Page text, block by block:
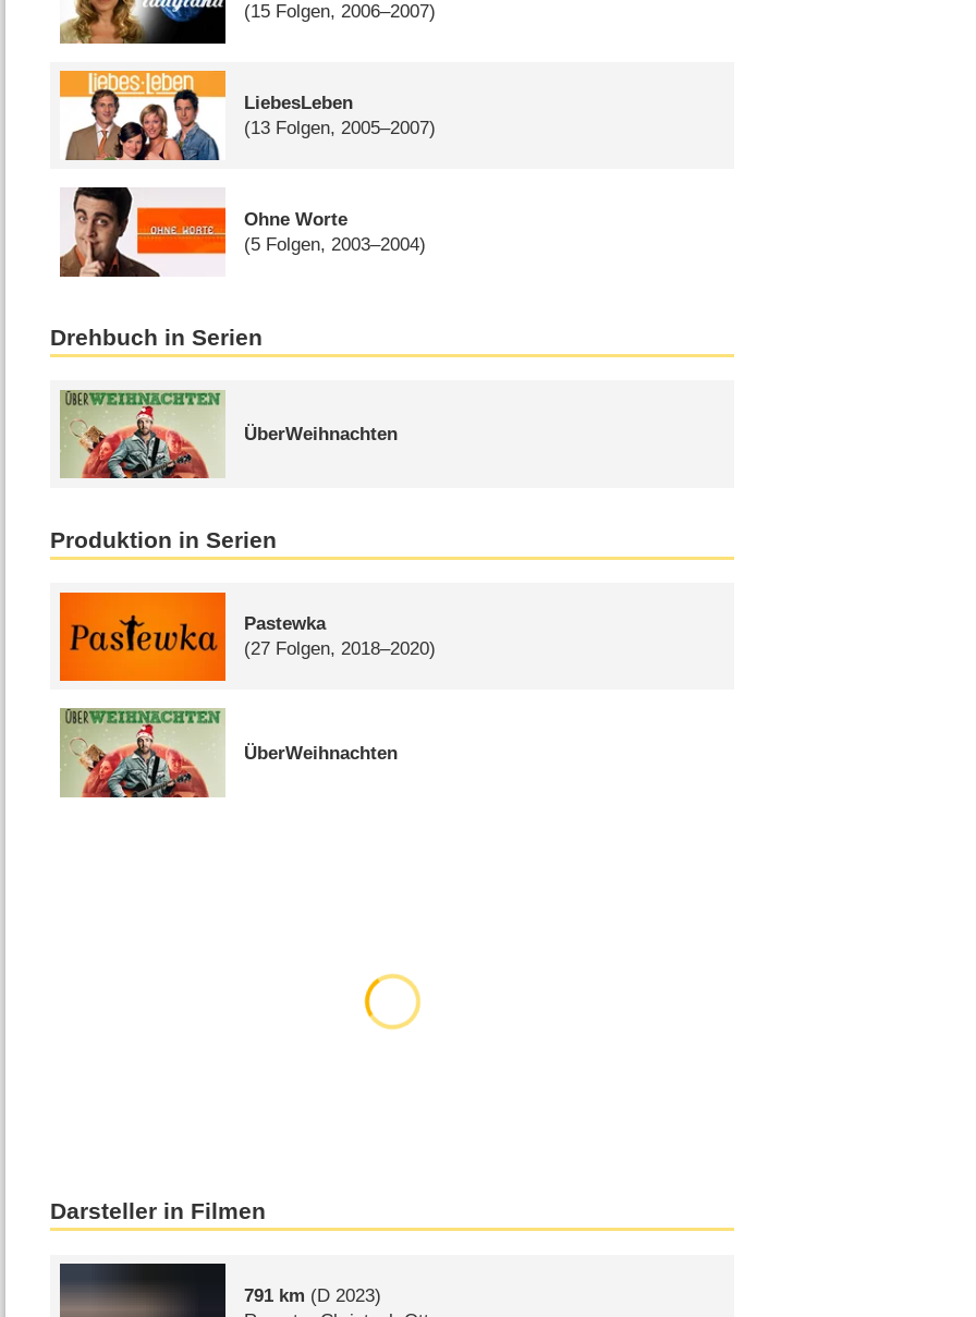
(15 Folgen, 2006–2007)
LiebesLeben
(13 Folgen, 2005–2007)
Ohne Worte
(5 Folgen, 2003–2004)
Drehbuch in Serien
ÜberWeihnachten
Produktion in Serien
Pastewka
(27 Folgen, 2018–2020)
ÜberWeihnachten
Darsteller in Filmen
791 km (D 2023)